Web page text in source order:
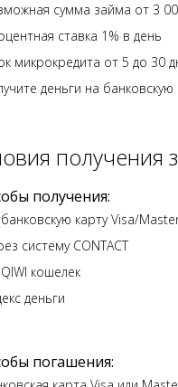
сумма займа от 3
ставка 1% в день
микрокредита от 5 до 30
деньги на банковскую
получения
получения:
карту Visa/
систему CONTACT
кошелек
деньги
погашения: